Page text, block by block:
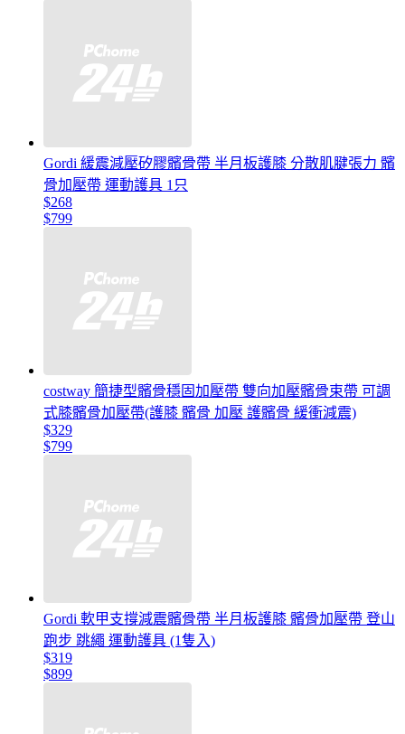
Gordi 緩震減壓矽膠髕骨帶 半月板護膝 分散肌腱張力 髕
骨加壓帶 運動護具 1只
$268
$799
costway 簡捷型髕骨穩固加壓帶 雙向加壓髕骨束帶 可調
式膝髕骨加壓帶(護膝 髕骨 加壓 護髕骨 緩衝減震)
$329
$799
Gordi 軟甲支撐減震髕骨帶 半月板護膝 髕骨加壓帶 登山
跑步 跳繩 運動護具 (1隻入)
$319
$899